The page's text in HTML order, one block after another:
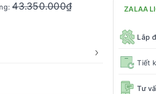
43.350.000₫
ZALAA
Lắp
Tiết
Tư